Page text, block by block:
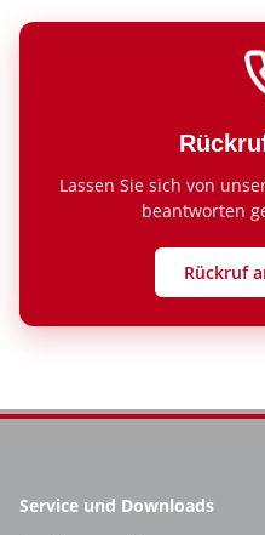
Lassen Sie sich von
beantworten
Rückruf
Service und Downloads